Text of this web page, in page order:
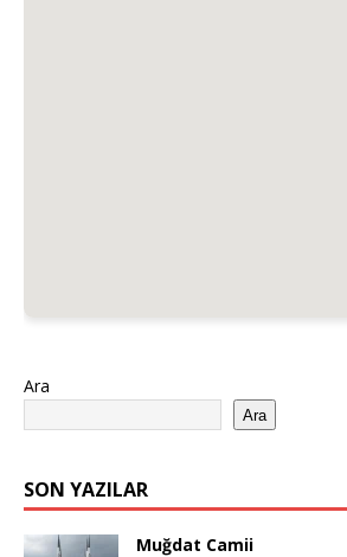
Ara
Ara
SON YAZILAR
Muğdat Camii